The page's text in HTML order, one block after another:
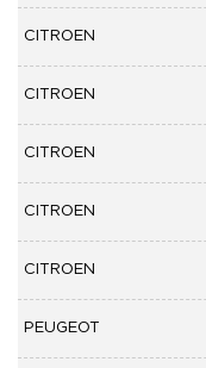
CITROEN
CITROEN
CITROEN
CITROEN
CITROEN
PEUGEOT